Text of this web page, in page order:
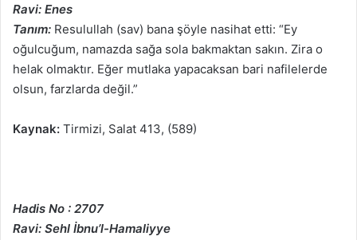
Ravi: Enes
Tanım: Resulullah (sav) bana şöyle nasihat etti: “Ey
oğulcuğum, namazda sağa sola bakmaktan sakın. Zira o
helak olmaktır. Eğer mutlaka yapacaksan bari nafilelerde
olsun, farzlarda değil.”
Kaynak: Tirmizi, Salat 413, (589)
Hadis No : 2707
Ravi: Sehl İbnu’l-Hamaliyye